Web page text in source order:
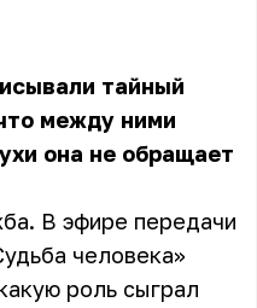
тайный
между ними
она не обращает
В эфире передачи
человека»
роль сыграл